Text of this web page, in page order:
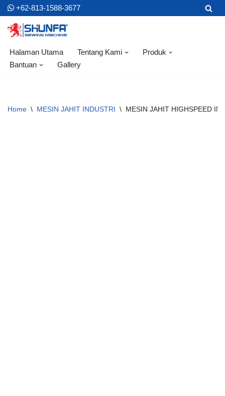
Skip
to
content
+62-813-1588-3677
Halaman Utama Tentang Kami
Produk
Bantuan
Gallery
Home \ MESIN JAHIT INDUSTRI \ MESIN JAHIT HIGHSPEED